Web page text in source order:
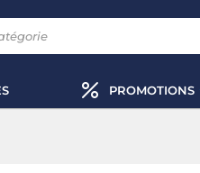
PROMOTIONS